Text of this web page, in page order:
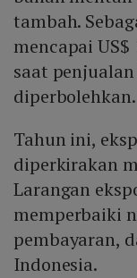
tambah.
mencapai
saat
diperbolehkan.
Tahun ini,
diperkirakan
Larangan
memperbaiki
pembayaran,
Indonesia.